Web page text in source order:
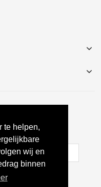
te helpen,
wij en
binnen